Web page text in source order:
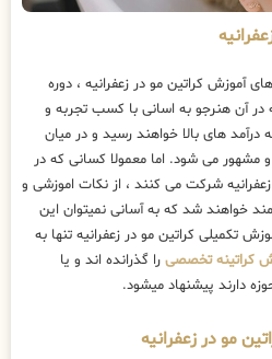
آموزش کراتین مو در زعفرانیه ، دوره
آن هنرجو به اسانی با کسب تجربه و
درآمد های بالا خواهند رسید و در میان
مشهور می شود. اما معمولا کسانی که در
شرکت می کنند ، از نکات اموزشی و
خواهند شد که به آسانی نمیتوان این
تکمیلی کراتین مو در زعفرانیه تنها به
کراتینه تخصصی را گذرانده اند و یا
مو در زعفرانیه